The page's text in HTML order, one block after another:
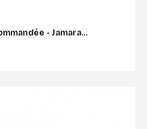
- Jamara...